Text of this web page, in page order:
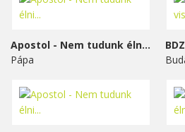
Apostol - Nem tudunk élni...
Pápa